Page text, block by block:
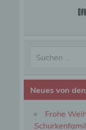
Neues von
Frohe